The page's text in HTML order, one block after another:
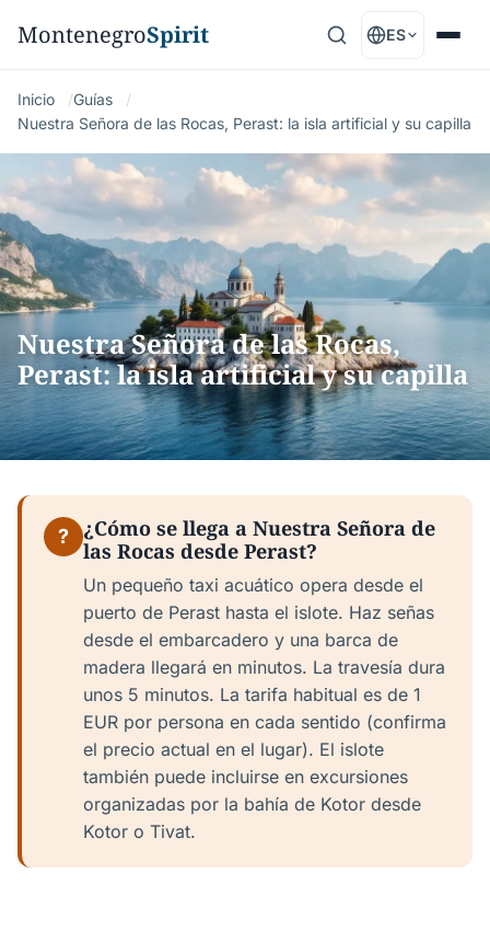
MontenegroSpirit ES
Inicio
Guías
Nuestra Señora de las Rocas, Perast: la isla artificial y su capilla
Nuestra Señora de las Rocas,
Perast: la isla artificial y su capilla
?
¿Cómo se llega a Nuestra Señora de
las Rocas desde Perast?
Un pequeño taxi acuático opera desde el
puerto de Perast hasta el islote. Haz señas
desde el embarcadero y una barca de
madera llegará en minutos. La travesía dura
unos 5 minutos. La tarifa habitual es de 1
EUR por persona en cada sentido (confirma
el precio actual en el lugar). El islote
también puede incluirse en excursiones
organizadas por la bahía de Kotor desde
Kotor o Tivat.